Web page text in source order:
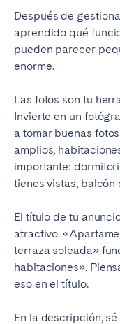
Después de
aprendido qué
pueden parecer
enorme.
Las fotos son tu
Invierte en un
a tomar buenas
amplios,
importante:
tienes vistas, balcón
El título de tu
atractivo.
terraza soleada»
habitaciones».
eso en el título.
En la descripción,